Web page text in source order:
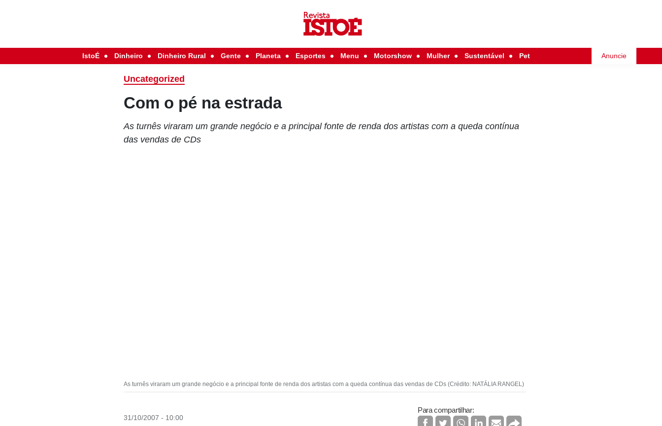
IstoÉ Dinheiro Dinheiro Rural Gente Planeta Esportes Menu Motorshow Mulher Sustentável Pet Anuncie
Uncategorized
Com o pé na estrada
As turnês viraram um grande negócio e a principal fonte de renda dos artistas com a queda contínua
das vendas de CDs
As turnês viraram um grande negócio e a principal fonte de renda dos artistas com a queda contínua das vendas de CDs (Crédito: NATÁLIA RANGEL)
31/10/2007 - 10:00
Para compartilhar: